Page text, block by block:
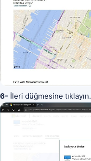
6- İleri düğmesine tıklayın.